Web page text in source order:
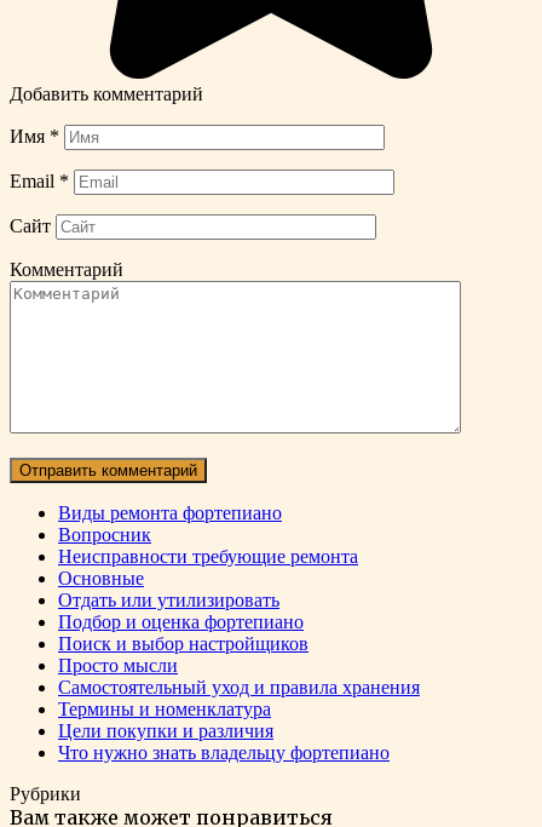
Добавить комментарий
Имя *
Email *
Сайт
Комментарий
Виды ремонта фортепиано
Вопросник
Неисправности требующие ремонта
Основные
Отдать или утилизировать
Подбор и оценка фортепиано
Поиск и выбор настройщиков
Просто мысли
Самостоятельный уход и правила хранения
Термины и номенклатура
Цели покупки и различия
Что нужно знать владельцу фортепиано
Рубрики
Вам также может понравиться